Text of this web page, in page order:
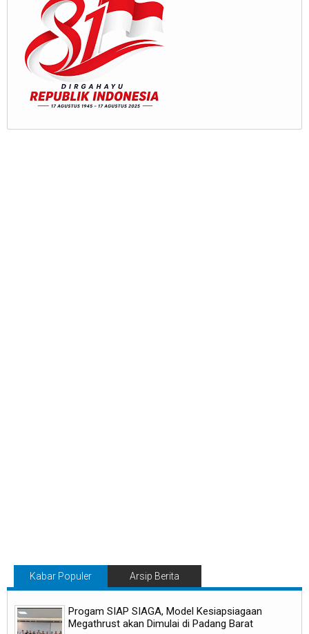
Kabar Populer Arsip Berita
Progam SIAP SIAGA, Model Kesiapsiagaan
Megathrust akan Dimulai di Padang Barat